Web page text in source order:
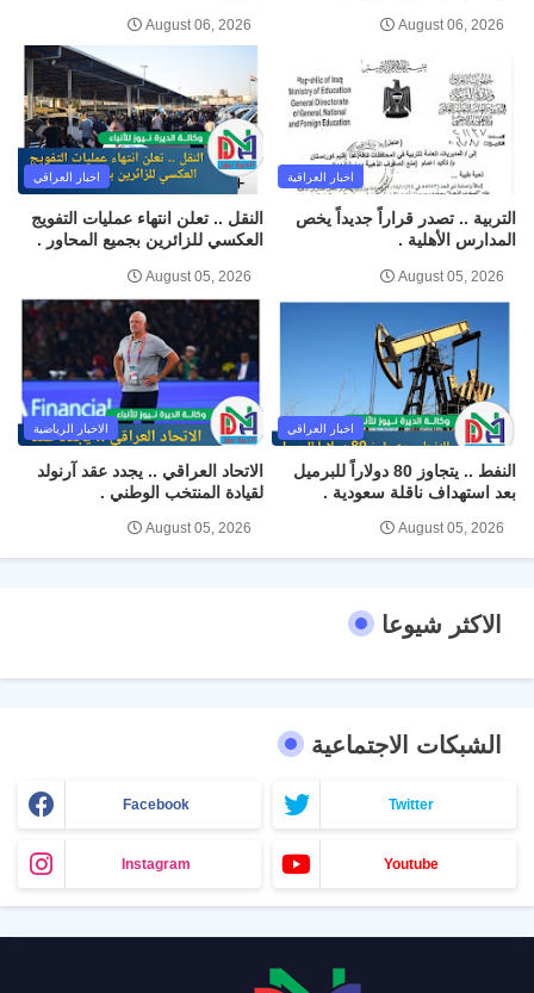
August 06, 2026
August 06, 2026
اخبار العراقية
التربية .. تصدر قراراً جديداً يخص
المدارس الأهلية .
August 05, 2026
اخبار العراقي
النقل .. تعلن انتهاء عمليات التفويج
العكسي للزائرين بجميع المحاور .
August 05, 2026
اخبار العراقي
النفط .. يتجاوز 80 دولاراً للبرميل
بعد استهداف ناقلة سعودية .
August 05, 2026
الاخبار الرياضية
الاتحاد العراقي .. يجدد عقد آرنولد
لقيادة المنتخب الوطني .
August 05, 2026
الاكثر شيوعا
الشبكات الاجتماعية
Facebook Twitter
Instagram Youtube